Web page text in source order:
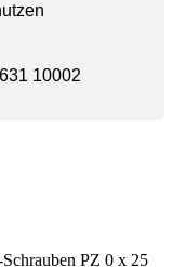
10002